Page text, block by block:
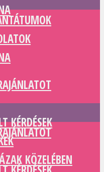
KÉRDÉSEK
KÖZELÉBEN